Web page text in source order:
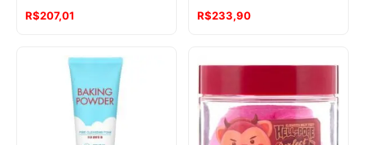
R$207,01
R$233,90